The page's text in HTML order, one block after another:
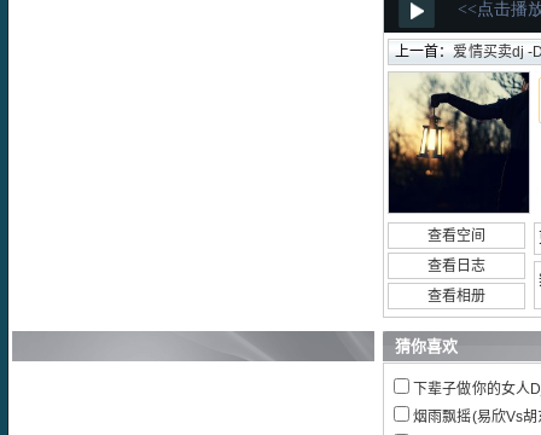
上一首：爱情买卖dj -
查看空间
查看日志
查看相册
猜你喜欢
下辈子做你的女人
烟雨飘摇(易欣Vs